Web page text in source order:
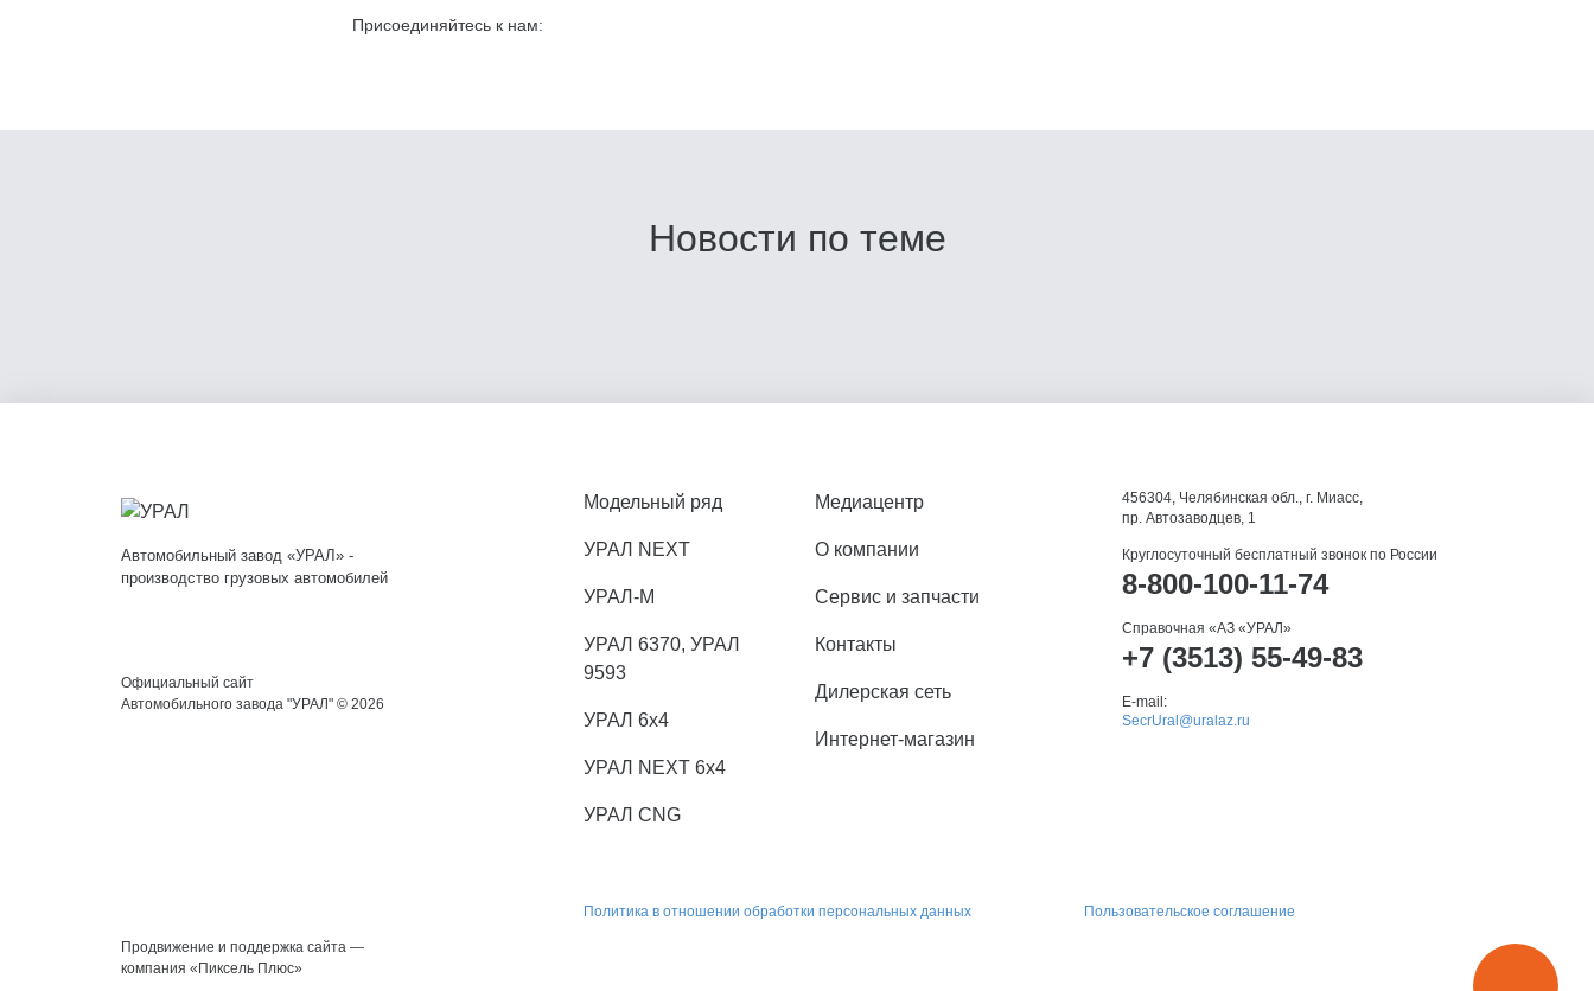
Присоединяйтесь к нам:
Новости по теме
Модельный ряд
УРАЛ NEXT
УРАЛ-М
УРАЛ 6370, УРАЛ
9593
УРАЛ 6x4
УРАЛ NEXT 6x4
УРАЛ CNG
Медиацентр
О компании
Сервис и запчасти
Контакты
Дилерская сеть
Интернет-магазин
Автомобильный завод «УРАЛ» -
производство грузовых автомобилей
Официальный сайт
Автомобильного завода "УРАЛ" © 2026
456304, Челябинская обл., г. Миасс,
пр. Автозаводцев, 1
Круглосуточный бесплатный звонок по России
8-800-100-11-74
Справочная «АЗ «УРАЛ»
+7 (3513) 55-49-83
E-mail:
SecrUral@uralaz.ru
Продвижение и поддержка сайта —
компания «Пиксель Плюс»
Политика в отношении обработки персональных данных Пользовательское соглашение